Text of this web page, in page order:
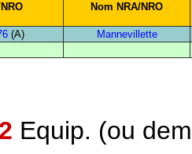
Nom NRA/NRO
(A) Mannevillette
2 Equip. (ou